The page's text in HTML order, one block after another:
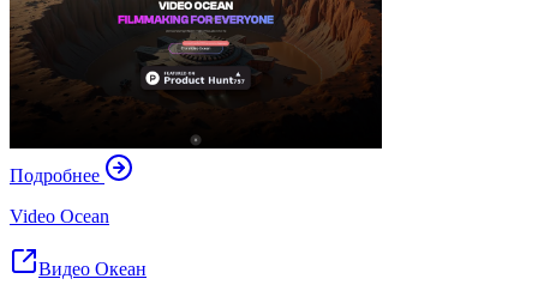
Подробнее
Video Ocean
Видео Океан